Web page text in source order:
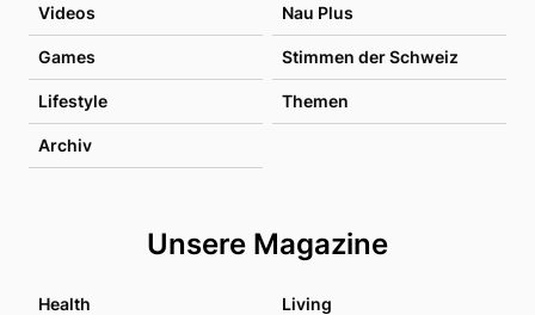
Videos Nau Plus
Games Stimmen der Schweiz
Lifestyle Themen
Archiv
Unsere Magazine
Health Living